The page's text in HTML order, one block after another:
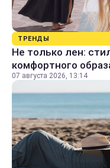
ТРЕНДЫ
Не только лен:
комфортного
07 августа 2026, 13:14